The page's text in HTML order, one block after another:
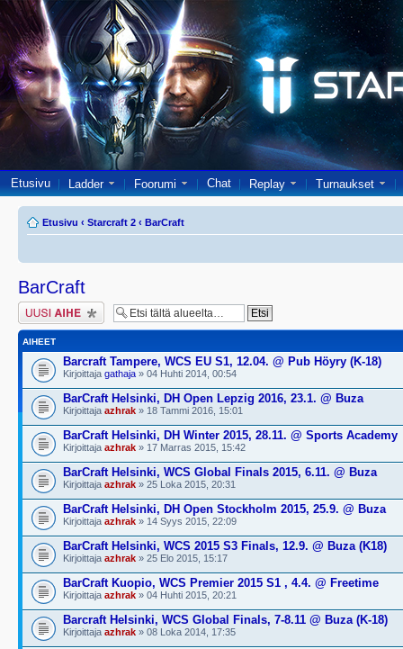
Etusivu Ladder Foorumi Chat Replay Turnaukset
Etusivu ‹ Starcraft 2 ‹ BarCraft
BarCraft
Lähetä uusi viesti
AIHEET
Barcraft Tampere, WCS EU S1, 12.04. @ Pub Höyry (K-18)
Kirjoittaja gathaja » 04 Huhti 2014, 00:54
BarCraft Helsinki, DH Open Lepzig 2016, 23.1. @ Buza
Kirjoittaja azhrak » 18 Tammi 2016, 15:01
BarCraft Helsinki, DH Winter 2015, 28.11. @ Sports Academy
Kirjoittaja azhrak » 17 Marras 2015, 15:42
BarCraft Helsinki, WCS Global Finals 2015, 6.11. @ Buza
Kirjoittaja azhrak » 25 Loka 2015, 20:31
BarCraft Helsinki, DH Open Stockholm 2015, 25.9. @ Buza
Kirjoittaja azhrak » 14 Syys 2015, 22:09
BarCraft Helsinki, WCS 2015 S3 Finals, 12.9. @ Buza (K18)
Kirjoittaja azhrak » 25 Elo 2015, 15:17
BarCraft Kuopio, WCS Premier 2015 S1 , 4.4. @ Freetime
Kirjoittaja azhrak » 04 Huhti 2015, 20:21
Barcraft Helsinki, WCS Global Finals, 7-8.11 @ Buza (K-18)
Kirjoittaja azhrak » 08 Loka 2014, 17:35